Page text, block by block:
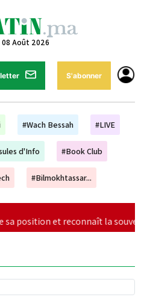
08 Août 2026
S'abonner
#Wach Bessah #LIVE
d'Info #Book Club
#Bilmokhtassar...
la souveraineté du